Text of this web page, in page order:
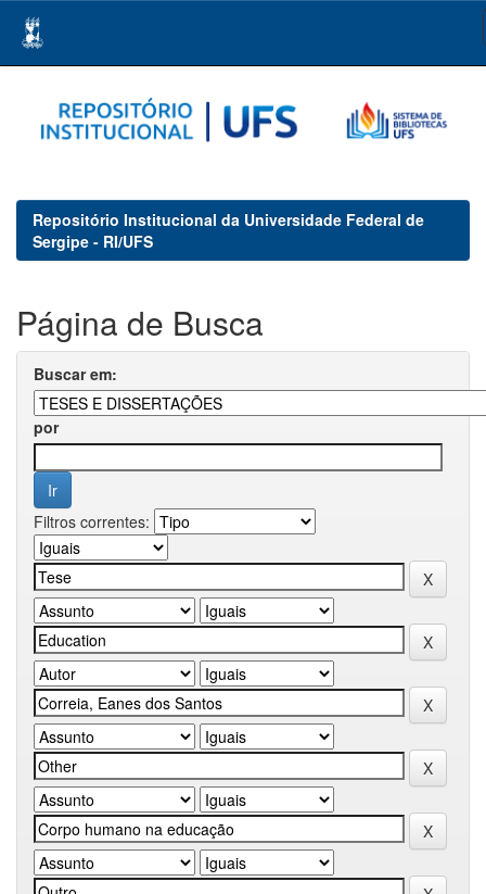
navigation
Repositório Institucional da Universidade Federal de
Sergipe - RI/UFS
Página de Busca
Buscar em:
por
Filtros correntes: